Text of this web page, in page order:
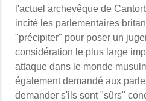
l'actuel archevêque de
incité les parlementaires
"précipiter" pour poser un
considération le plus large
attaque dans le monde
également demandé aux
demander s'ils sont "sûrs"